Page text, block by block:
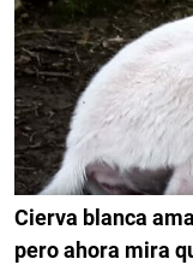
Cierva blanca
pero ahora mira